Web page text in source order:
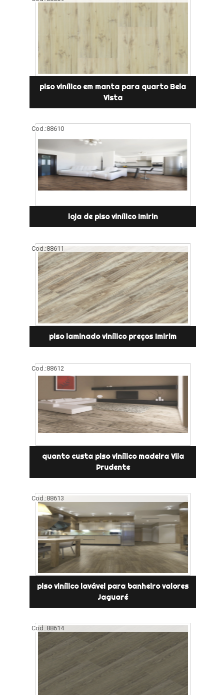
piso vinílico em manta para quarto Bela
Vista
Cod.:88610
loja de piso vinílico Imirin
Cod.:88611
piso laminado vinílico preços Imirim
Cod.:88612
quanto custa piso vinílico madeira Vila
Prudente
Cod.:88613
piso vinílico lavável para banheiro valores
Jaguaré
Cod.:88614